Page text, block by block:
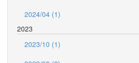
2024/04 (1)
2023
2023/10 (1)